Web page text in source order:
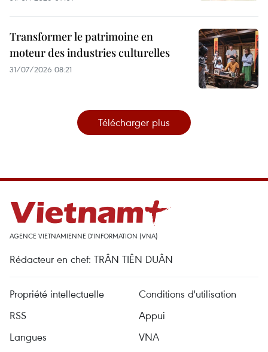
Transformer le patrimoine en
moteur des industries culturelles
31/07/2026 08:21
Télécharger plus
AGENCE VIETNAMIENNE D'INFORMATION (VNA)
Rédacteur en chef: TRÂN TIÊN DUÂN
Propriété intellectuelle
Conditions d'utilisation
RSS
Appui
Langues
VNA